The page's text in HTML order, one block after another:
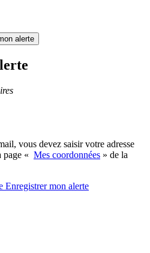
alerte
vous devez saisir votre adresse
page « Mes coordonnées » de la
Enregistrermon alerte